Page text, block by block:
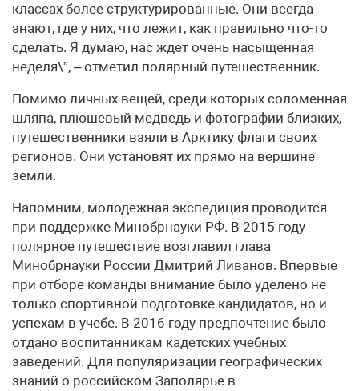
классах более структурированные. Они всегда
знают, где у них, что лежит, как правильно что-то
сделать. Я думаю, нас ждет очень насыщенная
неделя\”, – отметил полярный путешественник.
Помимо личных вещей, среди которых соломенная
шляпа, плюшевый медведь и фотографии близких,
путешественники взяли в Арктику флаги своих
регионов. Они установят их прямо на вершине
земли.
Напомним, молодежная экспедиция проводится
при поддержке Минобрнауки РФ. В 2015 году
полярное путешествие возглавил глава
Минобрнауки России Дмитрий Ливанов. Впервые
при отборе команды внимание было уделено не
только спортивной подготовке кандидатов, но и
успехам в учебе. В 2016 году предпочтение было
отдано воспитанникам кадетских учебных
заведений. Для популяризации географических
знаний о российском Заполярье в